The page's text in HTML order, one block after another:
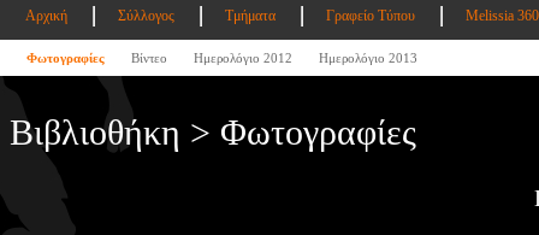
Αρχική Σύλλογος Τμήματα Γραφείο Τύπου Melissia
Φωτογραφίες Βίντεο Ημερολόγιο 2012 Ημερολόγιο 2013
Βιβλιοθήκη > Φωτογραφίες